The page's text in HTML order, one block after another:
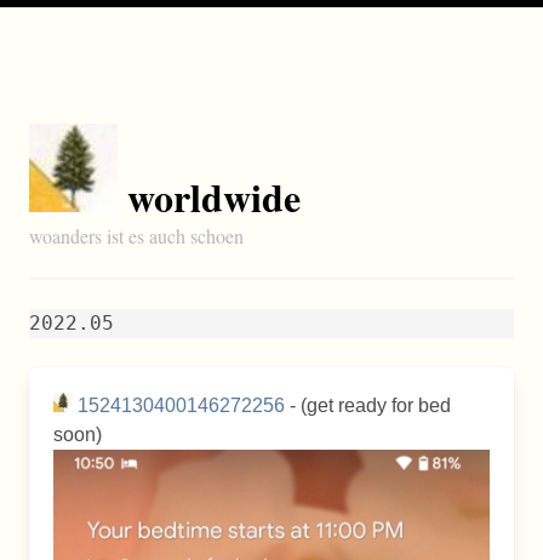
worldwide
woanders ist es auch schoen
2022.05
1524130400146272256 - (get ready for bed
soon)